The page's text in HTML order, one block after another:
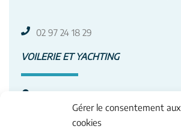
Gérer le consentement aux
cookies
02 97 24 18 29
VOILERIE ET YACHTING